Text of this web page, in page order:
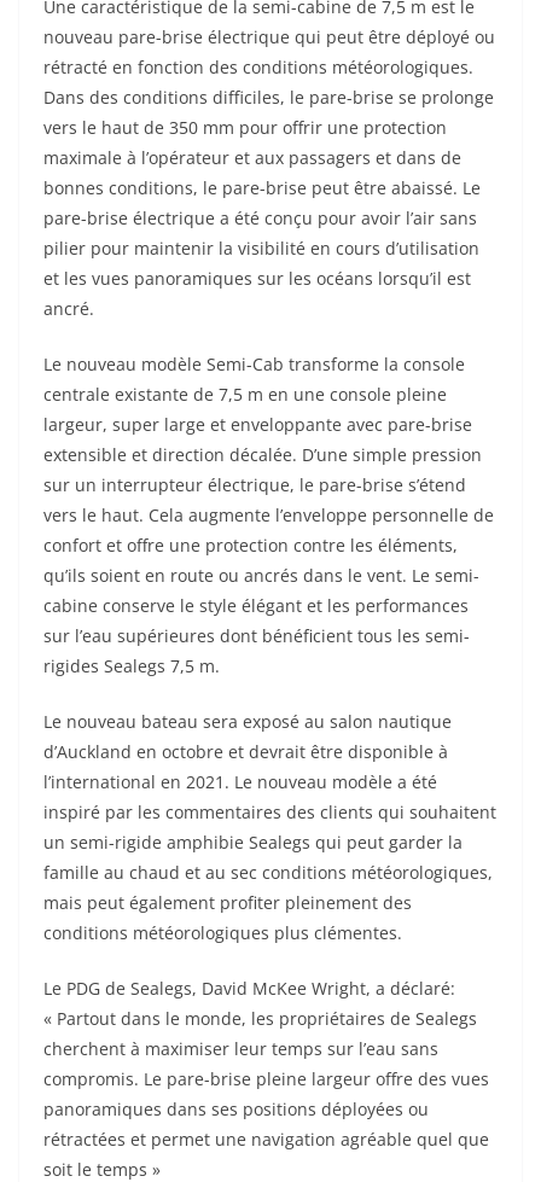
Une caractéristique de la semi-cabine de 7,5 m est le
nouveau pare-brise électrique qui peut être déployé ou
rétracté en fonction des conditions météorologiques.
Dans des conditions difficiles, le pare-brise se prolonge
vers le haut de 350 mm pour offrir une protection
maximale à l’opérateur et aux passagers et dans de
bonnes conditions, le pare-brise peut être abaissé. Le
pare-brise électrique a été conçu pour avoir l’air sans
pilier pour maintenir la visibilité en cours d’utilisation
et les vues panoramiques sur les océans lorsqu’il est
ancré.
Le nouveau modèle Semi-Cab transforme la console
centrale existante de 7,5 m en une console pleine
largeur, super large et enveloppante avec pare-brise
extensible et direction décalée. D’une simple pression
sur un interrupteur électrique, le pare-brise s’étend
vers le haut. Cela augmente l’enveloppe personnelle de
confort et offre une protection contre les éléments,
qu’ils soient en route ou ancrés dans le vent. Le semi-
cabine conserve le style élégant et les performances
sur l’eau supérieures dont bénéficient tous les semi-
rigides Sealegs 7,5 m.
Le nouveau bateau sera exposé au salon nautique
d’Auckland en octobre et devrait être disponible à
l’international en 2021. Le nouveau modèle a été
inspiré par les commentaires des clients qui souhaitent
un semi-rigide amphibie Sealegs qui peut garder la
famille au chaud et au sec conditions météorologiques,
mais peut également profiter pleinement des
conditions météorologiques plus clémentes.
Le PDG de Sealegs, David McKee Wright, a déclaré:
« Partout dans le monde, les propriétaires de Sealegs
cherchent à maximiser leur temps sur l’eau sans
compromis. Le pare-brise pleine largeur offre des vues
panoramiques dans ses positions déployées ou
rétractées et permet une navigation agréable quel que
soit le temps »